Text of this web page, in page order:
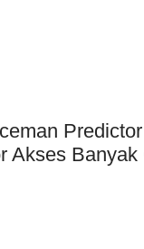
Akses Banyak